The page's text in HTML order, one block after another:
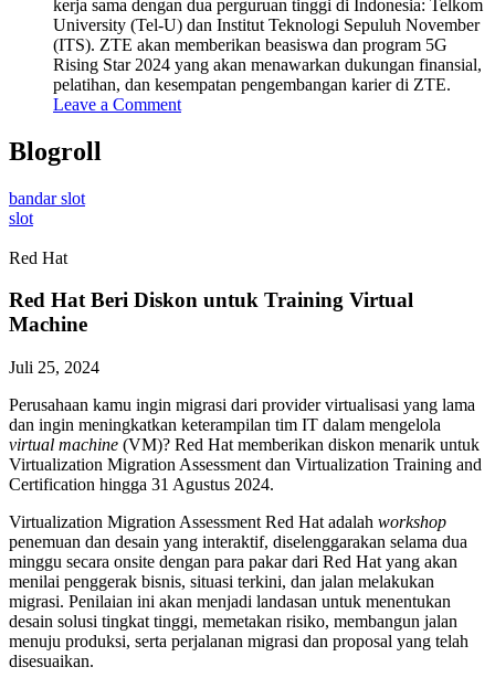
kerja sama dengan dua perguruan tinggi di Indonesia: Telkom
University (Tel-U) dan Institut Teknologi Sepuluh November
(ITS). ZTE akan memberikan beasiswa dan program 5G
Rising Star 2024 yang akan menawarkan dukungan finansial,
pelatihan, dan kesempatan pengembangan karier di ZTE.
Leave a Comment
Blogroll
bandar slot
slot
Red Hat
Red Hat Beri Diskon untuk Training Virtual
Machine
Juli 25, 2024
Perusahaan kamu ingin migrasi dari provider virtualisasi yang lama
dan ingin meningkatkan keterampilan tim IT dalam mengelola
virtual machine (VM)? Red Hat memberikan diskon menarik untuk
Virtualization Migration Assessment dan Virtualization Training and
Certification hingga 31 Agustus 2024.
Virtualization Migration Assessment Red Hat adalah workshop
penemuan dan desain yang interaktif, diselenggarakan selama dua
minggu secara onsite dengan para pakar dari Red Hat yang akan
menilai penggerak bisnis, situasi terkini, dan jalan melakukan
migrasi. Penilaian ini akan menjadi landasan untuk menentukan
desain solusi tingkat tinggi, memetakan risiko, membangun jalan
menuju produksi, serta perjalanan migrasi dan proposal yang telah
disesuaikan.